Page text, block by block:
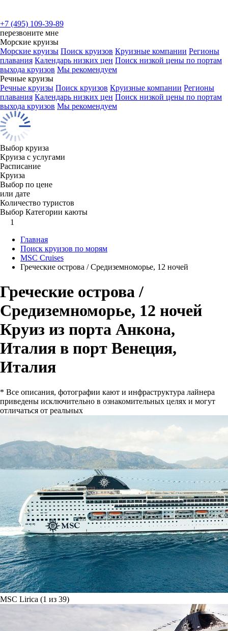
+7 (495) 109-39-89
перезвоните мне
Морские круизы
Морские круизы Поиск круизов Круизные компании Регионы
плавания Календарь низких цен Поиск низкой цены по портам
выхода круизов Мы рекомендуем
Речные круизы
Речные круизы Поиск круизов Круизные компании Регионы
плавания Календарь низких цен Поиск низкой цены по портам
выхода круизов Мы рекомендуем
Выбор круиза
Круиза с услугами
Расписание
Круиза
Выбор по цене
или дате
Количество туристов
Выбор Категории каюты
1
Главная
Поиск круизов по морям
MSC Cruises
Греческие острова / Средиземноморье, 12 ночей
Греческие острова /
Средиземноморье, 12 ночей
Круиз из порта Анкона,
Италия в порт Венеция,
Италия
* Все описания, фотографии кают и инфраструктура лайнера
приведены исключительно в ознакомительных целях и могут
отличаться от реальных
MSC Lirica (1 из 39)